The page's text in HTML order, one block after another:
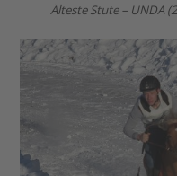
Älteste Stute – UNDA